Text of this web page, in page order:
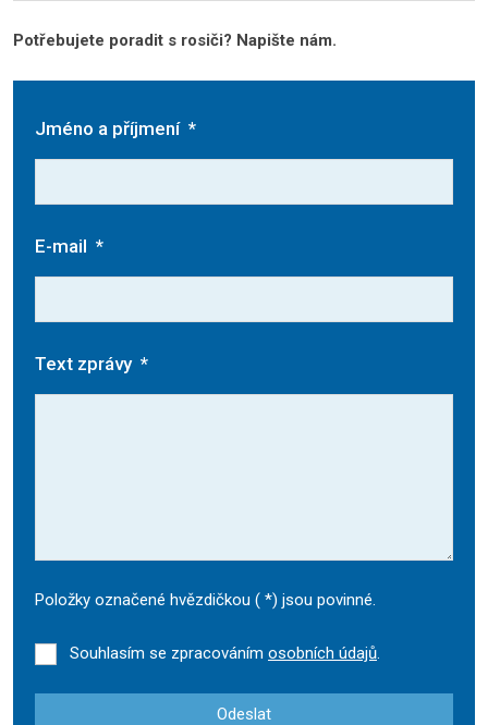
Potřebujete poradit s rosiči? Napište nám.
Jméno a příjmení *
E-mail *
Text zprávy *
Položky označené hvězdičkou ( *) jsou povinné.
Souhlasím se zpracováním osobních údajů
Odeslat